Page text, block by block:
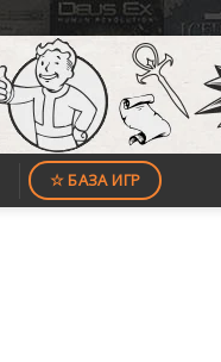
☆ БАЗА ИГР